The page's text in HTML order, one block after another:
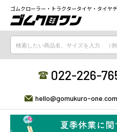
ゴムクローラー・トラクタータイヤ・タイヤ
022-226-
hello@gomukuro-one.com